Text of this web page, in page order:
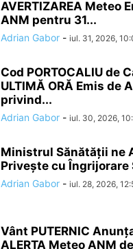
AVERTIZAREA Meteo
ANM pentru 31...
Adrian Gabor - iul. 31, 2026,
Cod PORTOCALIU de
ULTIMĂ ORĂ Emis de
privind...
Adrian Gabor - iul. 30, 2026,
Ministrul Sănătății ne
Privește cu Îngrijorare
Adrian Gabor - iul. 28, 2026,
Vânt PUTERNIC
ALERTA Meteo ANM